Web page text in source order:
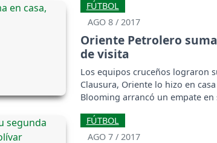
FÚTBOL
AGO 8 / 2017
Oriente Petrolero
de visita
Los equipos cruceños lograron
Clausura, Oriente lo hizo en
Blooming arrancó un empate en
FÚTBOL
AGO 7 / 2017